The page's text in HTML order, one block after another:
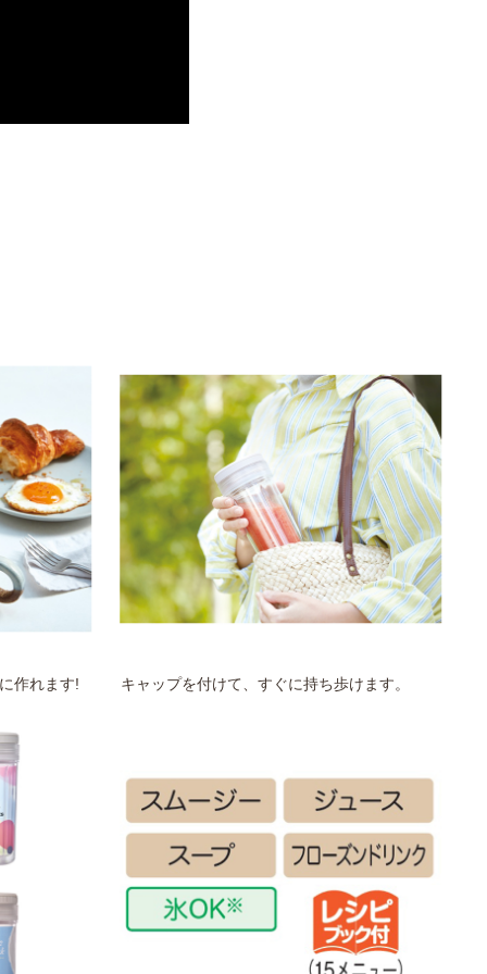
作れます! キャップを付けて、すぐに持ち歩けます。